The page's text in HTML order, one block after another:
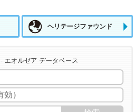
ヘリテージファウンド
- エオルゼア データベース